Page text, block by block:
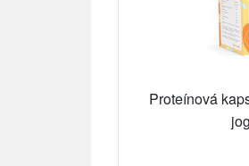
Proteínová